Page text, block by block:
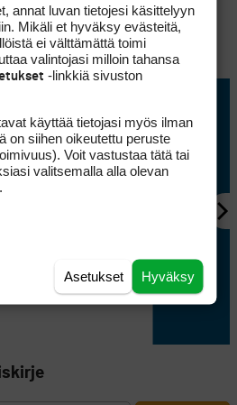
ja Lähitaksilla
annat luvan tietojesi käsittelyyn
Mikäli et hyväksy evästeitä,
ei välttämättä toimi
valintojasi milloin tahansa
-linkkiä sivuston
käyttää tietojasi myös ilman
on siihen oikeutettu peruste
Voit vastustaa tätä tai
valitsemalla alla olevan
Hyväksy
Asetukset